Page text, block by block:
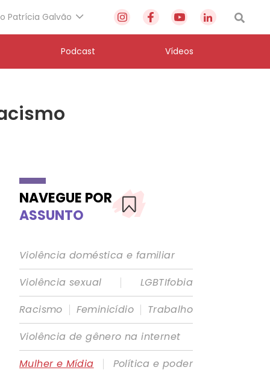
Patrícia Galvão
Podcast Vídeos
NAVEGUE POR
ASSUNTO
Violência doméstica e familiar
Violência sexual
|
LGBTIfobia
Racismo | Feminicídio | Trabalho
Violência de gênero na internet
Mulher e Mídia
|
Política e poder